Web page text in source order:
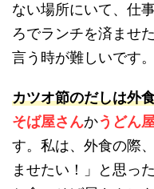
ない場所にいて、仕
ろでランチを済ませ
言う時が難しいです
カツオ節のだしは外
そば屋さんかうどん
す。私は、外食の際
ませたい！」と思っ